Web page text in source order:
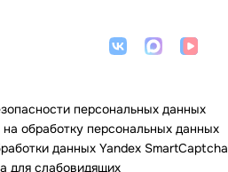
персональных данных
обработку персональных данных
данных Yandex SmartCaptcha
для слабовидящих